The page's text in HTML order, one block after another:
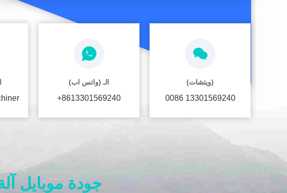
الـ (واتس اب)
+8613301569240
(ويتشات)
0086 13301569240
جودة موبايل